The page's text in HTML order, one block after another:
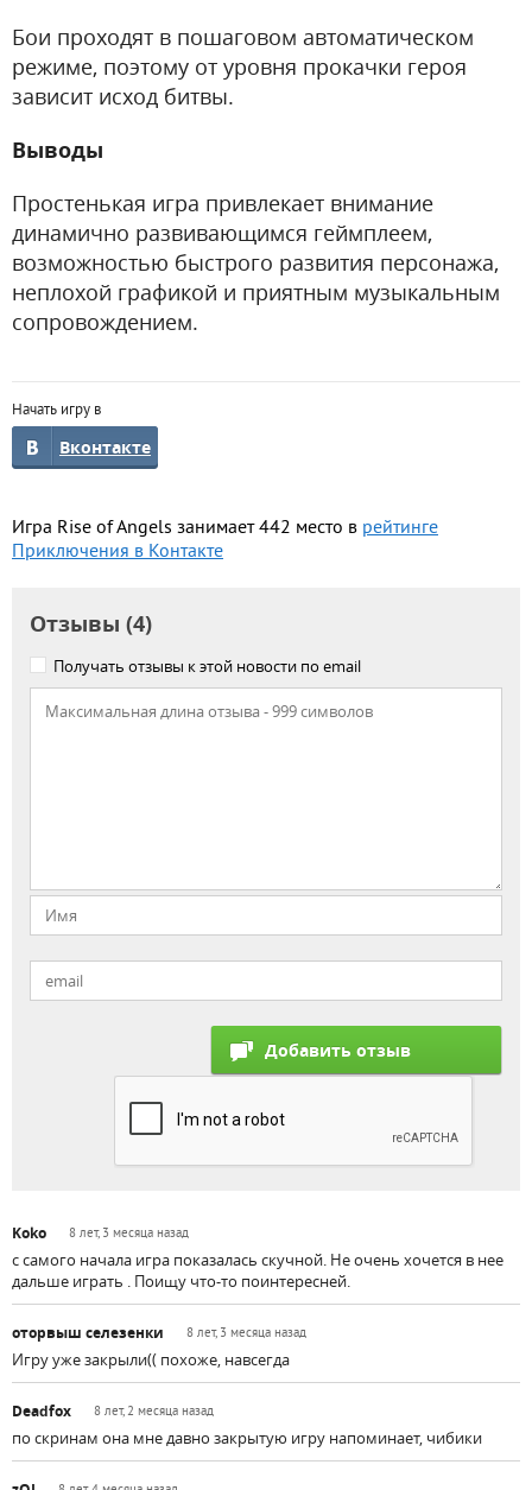
Бои проходят в пошаговом автоматическом
режиме, поэтому от уровня прокачки героя
зависит исход битвы.
Выводы
Простенькая игра привлекает внимание
динамично развивающимся геймплеем,
возможностью быстрого развития персонажа,
неплохой графикой и приятным музыкальным
сопровождением.
Начать игру в
Вконтакте
Игра Rise of Angels занимает 442 место в рейтинге
Приключения в Контакте
Отзывы (4)
Получать отзывы к этой новости по email
Koko 8 лет, 3 месяца назад
с самого начала игра показалась скучной. Не очень хочется в нее
дальше играть . Поищу что-то поинтересней.
оторвыш селезенки 8 лет, 3 месяца назад
Игру уже закрыли(( похоже, навсегда
Deadfox 8 лет, 2 месяца назад
по скринам она мне давно закрытую игру напоминает, чибики